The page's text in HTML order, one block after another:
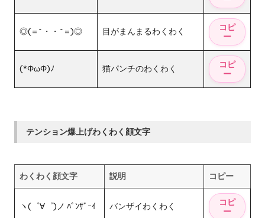
◎(=^・・^=)◎ 目がまんまるわくわく
(*ΦωΦ)ﾉ 猫パンチのわくわく
テンション爆上げわくわく顔文字
わくわく顔文字 説明 コピー
ヽ(゜∀゜)ノ ﾊﾞﾝｻﾞｰｲ バンザイわくわく